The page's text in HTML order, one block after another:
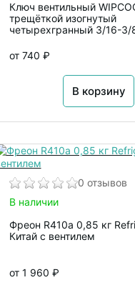
Ключ вентильный
трещёткой изогнутый
четырехгранный 3/16-3/
от 740 ₽
В корзину
0 отзывов
В наличии
Фреон R410a 0,85 кг
Китай с вентилем
от 1 960 ₽